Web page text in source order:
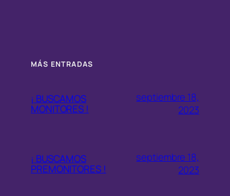
MÁS ENTRADAS
¡ BUSCAMOS
MONITORES !
septiembre 18,
2023
¡ BUSCAMOS
PREMONITORES !
septiembre 18,
2023